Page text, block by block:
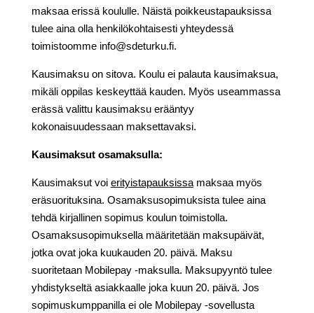
maksaa erissä koululle. Näistä poikkeustapauksissa
tulee aina olla henkilökohtaisesti yhteydessä
toimistoomme info@sdeturku.fi.
Kausimaksu on sitova. Koulu ei palauta kausimaksua,
mikäli oppilas keskeyttää kauden. Myös useammassa
erässä valittu kausimaksu erääntyy
kokonaisuudessaan maksettavaksi.
Kausimaksut osamaksulla:
Kausimaksut voi erityistapauksissamaksaa myös
eräsuorituksina. Osamaksusopimuksista tulee aina
tehdä kirjallinen sopimus koulun toimistolla.
Osamaksusopimuksella määritetään maksupäivät,
jotka ovat joka kuukauden 20. päivä. Maksu
suoritetaan Mobilepay -maksulla. Maksupyyntö tulee
yhdistykseltä asiakkaalle joka kuun 20. päivä. Jos
sopimuskumppanilla ei ole Mobilepay -sovellusta